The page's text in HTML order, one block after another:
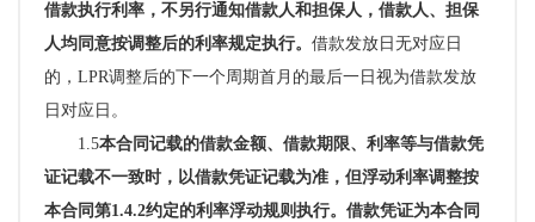
借款执行利率，不另行通知借款人和担保人，借款人、担保
人均同意按调整后的利率规定执行。 借款发放日无对应日
的， LPR调整后的下一个周期首月的最后一日视为借款发放
日对应日。
1.5本合同记载的借款金额、借款期限、利率等与借款凭
证记载不一致时，以借款凭证记载为准，但浮动利率调整按
本合同第1.4.2约定的利率浮动规则执行。借款凭证为本合同